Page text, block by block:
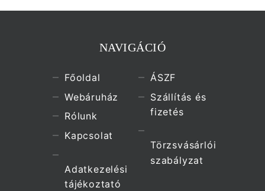
NAVIGÁCIÓ
Főoldal
Webáruház
Rólunk
Kapcsolat
Adatkezelési
tájékoztató
ÁSZF
Szállítás és
fizetés
Törzsvásárlói
szabályzat